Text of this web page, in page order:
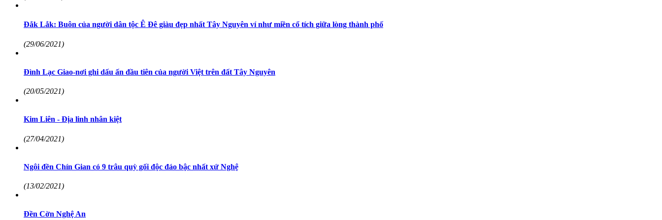
Đắk Lắk: Buôn của người dân tộc Ê Đê giàu đẹp nhất Tây Nguyên ví như miền cổ tích giữa lòng thành phố
(29/06/2021)
Đình Lạc Giao-nơi ghi dấu ấn đầu tiên của người Việt trên đất Tây Nguyên
(20/05/2021)
Kim Liên - Địa linh nhân kiệt
(27/04/2021)
Ngôi đền Chín Gian có 9 trâu quỳ gối độc đáo bậc nhất xứ Nghệ
(13/02/2021)
Đền Cờn Nghệ An